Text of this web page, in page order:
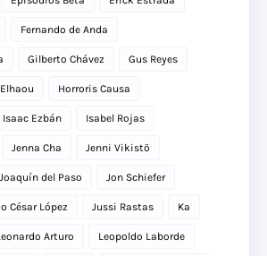
Fernando de Anda
Gilberto Chávez Gus Reyes
Horroris Causa
Isaac Ezbán Isabel Rojas
Jenna Cha Jenni Vikistö
Joaquín del Paso Jon Schiefer
César López Jussi Rastas Ka
Arturo Leopoldo Laborde